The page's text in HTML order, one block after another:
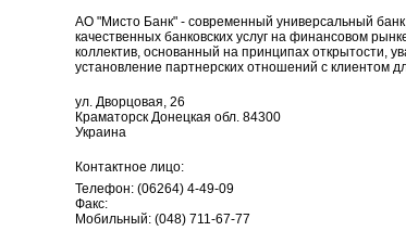
АО "Мисто Банк" - современный универсальный
качественных банковских услуг на финансовом
коллектив, основанный на принципах открытости,
установление партнерских отношений с клиентом
ул. Дворцовая, 26
Краматорск Донецкая обл. 84300
Украина
Контактное лицо:
Телефон: (06264) 4-49-09
Факс:
Мобильный: (048) 711-67-77